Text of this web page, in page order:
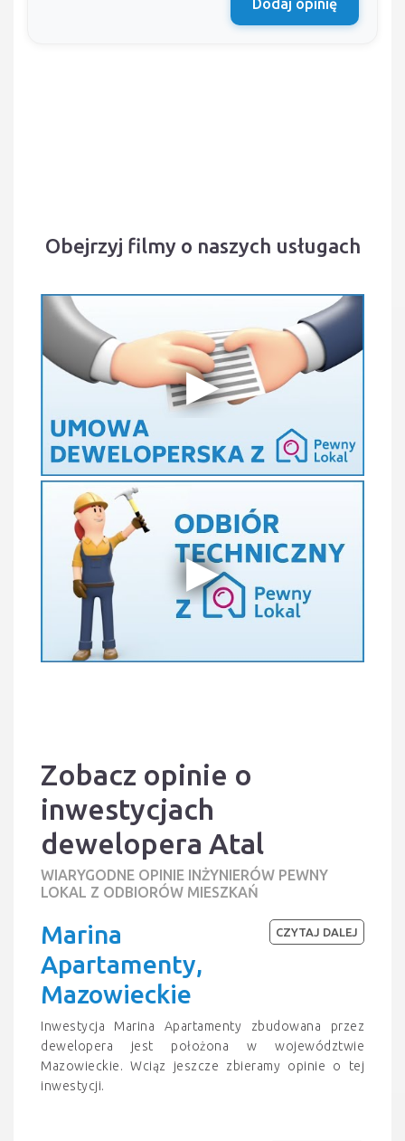
Obejrzyj filmy o naszych usługach
Zobacz opinie o
inwestycjach
dewelopera Atal
WIARYGODNE OPINIE INŻYNIERÓW PEWNY
LOKAL Z ODBIORÓW MIESZKAŃ
Marina
Apartamenty,
Mazowieckie
Inwestycja Marina Apartamenty zbudowana przez
dewelopera jest położona w województwie
Mazowieckie. Wciąz jeszcze zbieramy opinie o tej
inwestycji.
CZYTAJ DALEJ